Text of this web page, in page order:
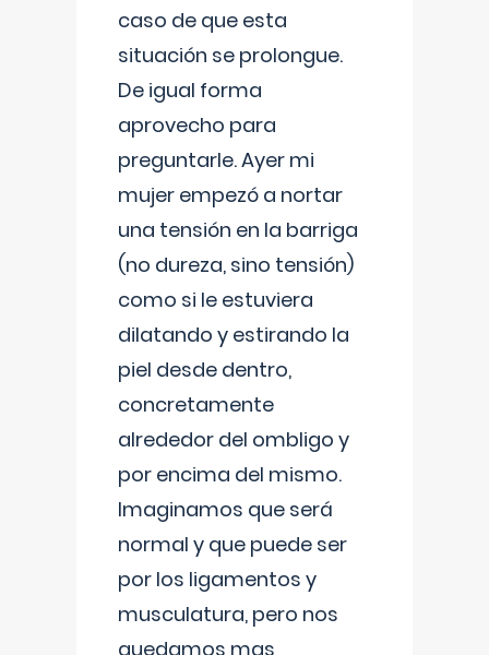
caso de que esta
situación se prolongue.
De igual forma
aprovecho para
preguntarle. Ayer mi
mujer empezó a nortar
una tensión en la barriga
(no dureza, sino tensión)
como si le estuviera
dilatando y estirando la
piel desde dentro,
concretamente
alrededor del ombligo y
por encima del mismo.
Imaginamos que será
normal y que puede ser
por los ligamentos y
musculatura, pero nos
quedamos mas